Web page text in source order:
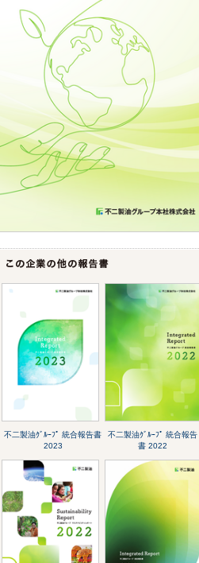
不二製油ｸﾞﾙｰﾌﾟ 統合報告書
2023
不二製油ｸﾞﾙｰﾌﾟ 統合報告
書 2022